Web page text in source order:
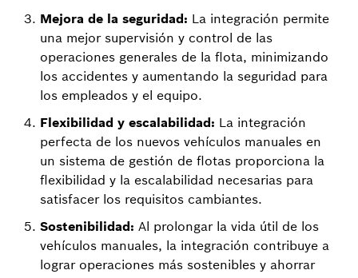
Mejora de la seguridad: La integración permite
una mejor supervisión y control de las
operaciones generales de la flota, minimizando
los accidentes y aumentando la seguridad para
los empleados y el equipo.
Flexibilidad y escalabilidad: La integración
perfecta de los nuevos vehículos manuales en
un sistema de gestión de flotas proporciona la
flexibilidad y la escalabilidad necesarias para
satisfacer los requisitos cambiantes.
Sostenibilidad: Al prolongar la vida útil de los
vehículos manuales, la integración contribuye a
lograr operaciones más sostenibles y ahorrar